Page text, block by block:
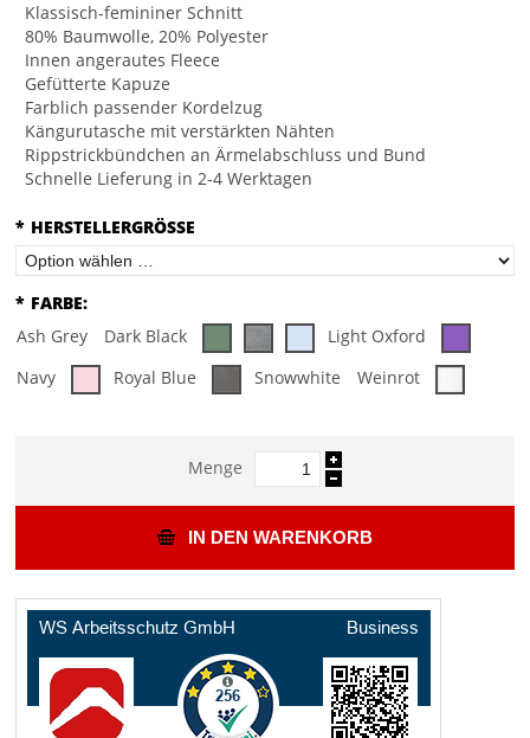
Klassisch-femininer Schnitt
80% Baumwolle, 20% Polyester
Innen angerautes Fleece
Gefütterte Kapuze
Farblich passender Kordelzug
Kängurutasche mit verstärkten Nähten
Rippstrickbündchen an Ärmelabschluss und Bund
Schnelle Lieferung in 2-4 Werktagen
* HERSTELLERGRÖSSE
* FARBE:
Ash Grey
Dark Black
Light Oxford
Navy
Royal Blue Snowwhite Weinrot
Menge
IN DEN WARENKORB